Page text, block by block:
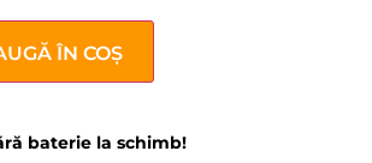
ÎN COȘ
baterie la schimb!